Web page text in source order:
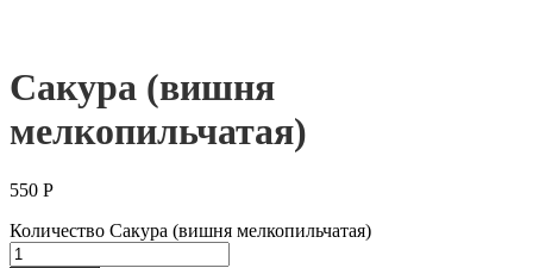
Сакура (вишня
мелкопильчатая)
550 Р
Количество Сакура (вишня мелкопильчатая)